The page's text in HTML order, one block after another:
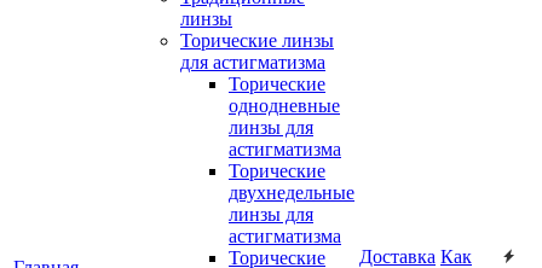
линзы
Торические линзы
для астигматизма
Торические
однодневные
линзы для
астигматизма
Торические
двухнедельные
линзы для
астигматизма
Торические
Доставка Как